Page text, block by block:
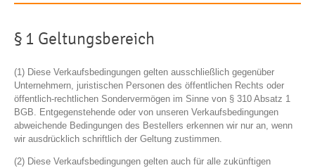
§ 1 Geltungsbereich
(1) Diese Verkaufsbedingungen gelten ausschließlich gegenüber
Unternehmern, juristischen Personen des öffentlichen Rechts oder
öffentlich-rechtlichen Sondervermögen im Sinne von § 310 Absatz 1
BGB. Entgegenstehende oder von unseren Verkaufsbedingungen
abweichende Bedingungen des Bestellers erkennen wir nur an, wenn
wir ausdrücklich schriftlich der Geltung zustimmen.
(2) Diese Verkaufsbedingungen gelten auch für alle zukünftigen